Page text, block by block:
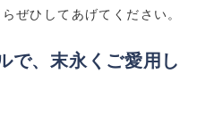
ぜひしてあげてください。
で、末永くご愛用し